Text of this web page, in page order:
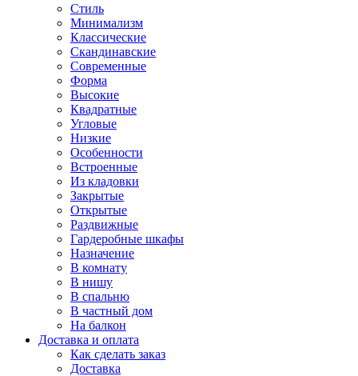
Стиль
Минимализм
Классические
Скандинавские
Современные
Форма
Высокие
Квадратные
Угловые
Низкие
Особенности
Встроенные
Из кладовки
Закрытые
Открытые
Раздвижные
Гардеробные шкафы
Назначение
В комнату
В нишу
В спальню
В частный дом
На балкон
Доставка и оплата
Как сделать заказ
Доставка